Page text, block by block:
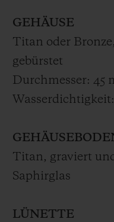
oder schwarzem
getragen. Die
ist in einer
nummerierten
sowie einer
beiden Marken
GEHÄUSE
Titan oder
gebürstet
Durchmesser: 45
Titan, graviert
Saphirglas
LÜNETTE